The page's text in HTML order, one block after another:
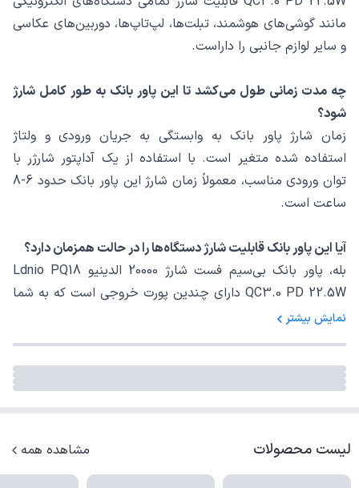
مانند گوشی‌های هوشمند، تبلت‌ها، لپ‌تاپ‌ها، دوربین‌های عکاسی
و سایر لوازم جانبی را داراست.
چه مدت زمانی طول می‌کشد تا این پاور بانک به طور کامل شارژ
شود؟
زمان شارژ پاور بانک به وابستگی به جریان ورودی و ولتاژ
استفاده شده متغیر است. با استفاده از یک آداپتور شارژر با
توان ورودی مناسب، معمولاً زمان شارژ این پاور بانک حدود 6-8
ساعت است.
آیا این پاور بانک قابلیت شارژ دستگاه‌ها را در حالت همزمان دارد؟
بله، پاور بانک بی‌سیم فست شارژ 20000 الدینیو Ldnio PQ18
QC3.0 PD 22.5W دارای چندین پورت خروجی است که به شما
امکان می‌دهد تا چندین دستگاه را به طور همزمان شارژ کنید.
بله، این پاور بانک از استانداردهای هواپیمایی مربوطه پیروی
راهنمایی قرار بگیرد.
نمایش بیشتر
لیست محصولات مشاهده همه